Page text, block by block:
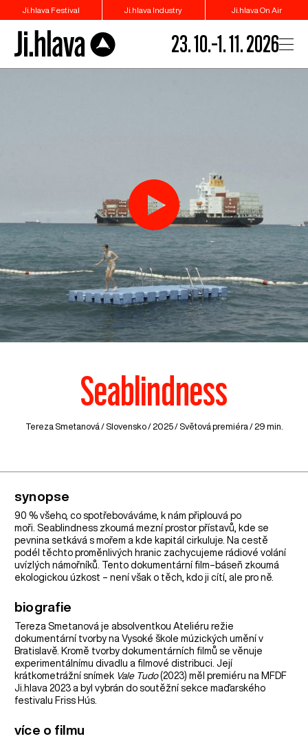
Ji.hlava Festival Ji.hlava Industry Ji.hlava On Air
23. 10.–1. 11. 2026
Seablindness
Tereza Smetanová / Slovensko/ 2025 / Světová premiéra / 29 min.
synopse
90 % všeho, co spotřebováváme, k nám připlouvá po
moři. Seablindness zkoumá mezní prostor přístavů, kde se
pevnina setkává s mořem a kde kapitál cirkuluje. Na cestě
podél těchto proměnlivých hranic zachycujeme rádiové volání
uvízlých námořníků. Tento dokumentární film–báseň zkoumá
ekologickou úzkost – není však o těch, kdo ji cítí, ale pro ně.
biografie
Tereza Smetanová je absolventkou Ateliéru režie
dokumentární tvorby na Vysoké škole múzických umění v
Bratislavě. Kromě tvorby dokumentárních filmů se věnuje
experimentálnímu divadlu a filmové distribuci. Její
krátkometrážní snímek Vale Tudo(2023) měl premiéru na MFDF
Ji.hlava 2023 a byl vybrán do soutěžní sekce maďarského
festivalu Friss Hús.
více o filmu